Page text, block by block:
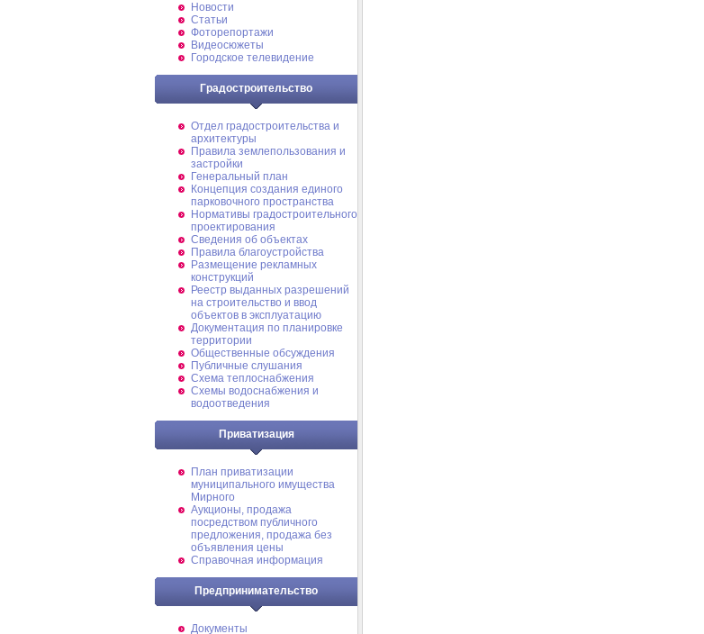
Новости
Статьи
Фоторепортажи
Видеосюжеты
Городское телевидение
Градостроительство
Отдел градостроительства и
архитектуры
Правила землепользования и
застройки
Генеральный план
Концепция создания единого
парковочного пространства
Нормативы градостроительного
проектирования
Сведения об объектах
Правила благоустройства
Размещение рекламных
конструкций
Реестр выданных разрешений
на строительство и ввод
объектов в эксплуатацию
Документация по планировке
территории
Общественные обсуждения
Публичные слушания
Схема теплоснабжения
Схемы водоснабжения и
водоотведения
Приватизация
План приватизации
муниципального имущества
Мирного
Аукционы, продажа
посредством публичного
предложения, продажа без
объявления цены
Справочная информация
Предпринимательство
Документы